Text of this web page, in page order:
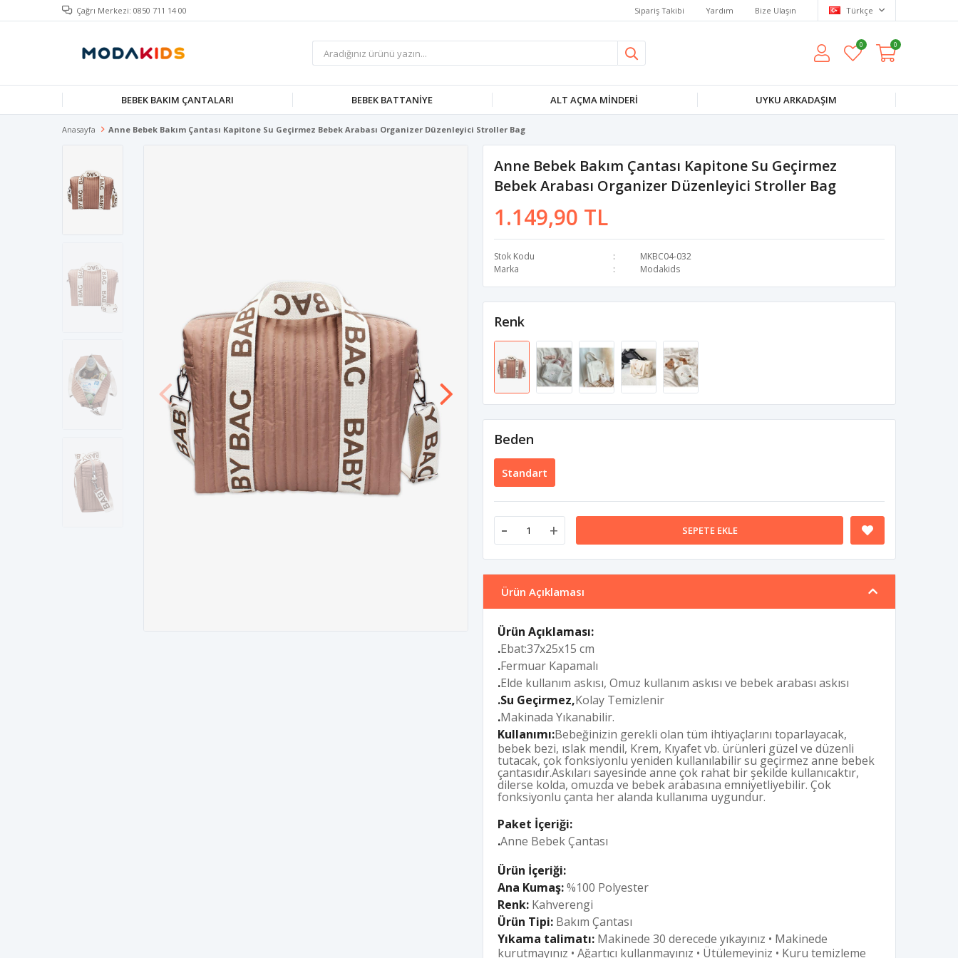
Çağrı Merkezi: 0850 711 14 00 Sipariş Takibi Yardım Bize Ulaşın Türkçe
0 0
BEBEK BAKIM ÇANTALARI BEBEK BATTANIYE ALT AÇMA MINDERI UYKU ARKADAŞIM
Anasayfa Anne Bebek Bakım Çantası Kapitone Su Geçirmez Bebek Arabası Organizer Düzenleyici Stroller Bag
Anne Bebek Bakım Çantası Kapitone Su Geçirmez
Bebek Arabası Organizer Düzenleyici Stroller Bag
1.149,90 TL
Stok Kodu
MKBC04-032
Marka
Modakids
Renk
Beden
Standart
- + SEPETE EKLE
Ürün Açıklaması
Ürün Açıklaması:
.Ebat:37x25x15 cm
.Fermuar Kapamalı
.Elde kullanım askısı, Omuz kullanım askısı ve bebek arabası askısı
.Su Geçirmez,Kolay Temizlenir
.Makinada Yıkanabilir.
Kullanımı:Bebeğinizin gerekli olan tüm ihtiyaçlarını toparlayacak,
bebek bezi, ıslak mendil, Krem, Kıyafet vb. ürünleri güzel ve düzenli
tutacak, çok fonksiyonlu yeniden kullanılabilir su geçirmez anne bebek
çantasıdır.Askıları sayesinde anne çok rahat bir şekilde kullanıcaktır,
dilerse kolda, omuzda ve bebek arabasına emniyetliyebilir. Çok
fonksiyonlu çanta her alanda kullanıma uygundur.
Paket İçeriği:
.Anne Bebek Çantası
Ürün İçeriği:
Ana Kumaş:%100 Polyester
Renk: Kahverengi
Ürün Tipi: Bakım Çantası
Yıkama talimatı: Makinede 30 derecede yıkayınız • Makinede
kurutmayınız • Ağartıcı kullanmayınız • Ütülemeyiniz • Kuru temizleme